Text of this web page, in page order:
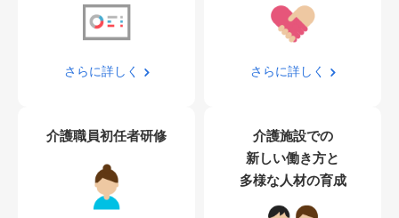
さらに詳しく さらに詳しく
介護職員初任者研修
介護施設での
新しい働き方と
多様な人材の育成